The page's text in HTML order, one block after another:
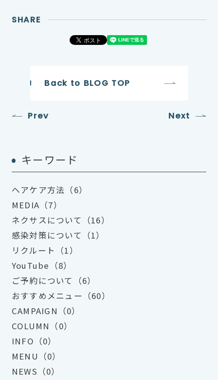
SHARE
Prev
Back to BLOG TOP
Next
キーワード
ヘアケア方法（6）
MEDIA（7）
ネクサスについて（16）
感染対策について（1）
リクルート（1）
YouTube（8）
ご予約について（6）
おすすめメニュー（60）
CAMPAIGN（0）
COLUMN（0）
INFO（0）
MENU（0）
NEWS（0）